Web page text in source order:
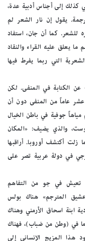
كذلك إلى أجناس أدبية عدة،
يقول إن نار الشعر لم
للشعر. كما أن جان، استفاد
يعلق عليه القراء والنقاد
التي ربما يفرط فيها
الكتابة في المنفى. لكن
عاماً من المنفى دون أن
جوفية في باطن الخيال
والذي يضيف: «المكان
أكتشف أوروبا. أراقبها
في دولة عربية تصر على
تعيش في جو من التفاهم
المترجم» هناك بولس
ابنة اسحاق الأرمني وهناك
في (وطن من ضباب)، فهناك
هذا المزيج الإنساني إلى